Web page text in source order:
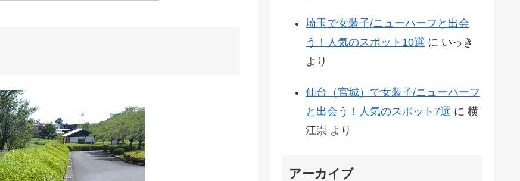
埼玉で女装子/ニューハーフと出会
う！人気のスポット10選 に いっき
より
仙台（宮城）で女装子/ニューハーフ
と出会う！人気のスポット7選 に 横
江崇 より
アーカイブ